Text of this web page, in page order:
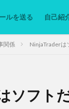
ルを送る 自己紹
関係 NinjaTraderは
ソフト
カテゴリー
Ninjatrader